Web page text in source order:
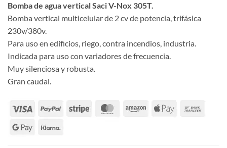
Bomba de agua vertical Saci V-Nox 305T.
Bomba vertical multicelular de 2 cv de potencia, trifásica
230v/380v.
Para uso en edificios, riego, contra incendios, industria.
Indicada para uso con variadores de frecuencia.
Muy silenciosa y robusta.
Gran caudal.